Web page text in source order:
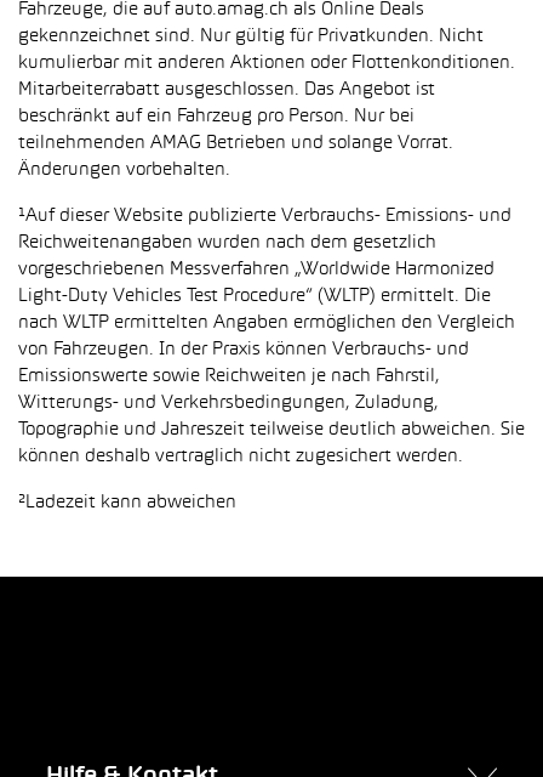
Fahrzeuge, die auf auto.amag.ch als Online Deals
gekennzeichnet sind. Nur gültig für Privatkunden. Nicht
kumulierbar mit anderen Aktionen oder Flottenkonditionen.
Mitarbeiterrabatt ausgeschlossen. Das Angebot ist
beschränkt auf ein Fahrzeug pro Person. Nur bei
teilnehmenden AMAG Betrieben und solange Vorrat.
Änderungen vorbehalten.
¹Auf dieser Website publizierte Verbrauchs- Emissions- und
Reichweitenangaben wurden nach dem gesetzlich
vorgeschriebenen Messverfahren „Worldwide Harmonized
Light-Duty Vehicles Test Procedure“ (WLTP) ermittelt. Die
nach WLTP ermittelten Angaben ermöglichen den Vergleich
von Fahrzeugen. In der Praxis können Verbrauchs- und
Emissionswerte sowie Reichweiten je nach Fahrstil,
Witterungs- und Verkehrsbedingungen, Zuladung,
Topographie und Jahreszeit teilweise deutlich abweichen. Sie
können deshalb vertraglich nicht zugesichert werden.
²Ladezeit kann abweichen